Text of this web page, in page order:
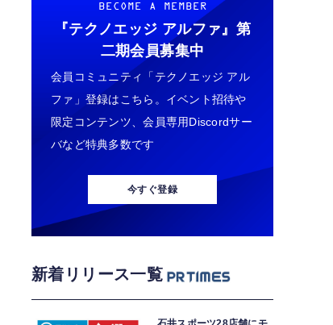
BECOME A MEMBER
『テクノエッジ アルファ』 第
二期会員募集中
会員コミュニティ「テクノエッジ アル
ファ」登録はこちら。イベント招待や
限定コンテンツ、会員専用Discordサー
バなど特典多数です
今すぐ登録
新着リリース一覧